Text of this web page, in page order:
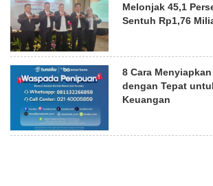
Melonjak 45,1
Sentuh Rp1,76
8 Cara
dengan Tepat
Keuangan